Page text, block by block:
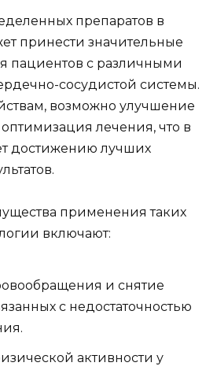
препаратов в
принести значительные
пациентов с различными
сосудистой системы.
возможно улучшение
лечения, что в
достижению лучших
применения таких
включают:
и снятие
с недостаточностью
активности у